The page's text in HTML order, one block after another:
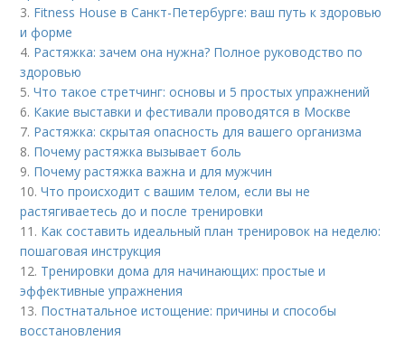
3. Fitness House в Санкт-Петербурге: ваш путь к здоровью
и форме
4. Растяжка: зачем она нужна? Полное руководство по
здоровью
5.Что такое стретчинг: основы и 5 простых упражнений
6. Какие выставки и фестивали проводятся в Москве
7. Растяжка: скрытая опасность для вашего организма
8. Почему растяжка вызывает боль
9. Почему растяжка важна и для мужчин
10.Что происходит с вашим телом, если вы не
растягиваетесь до и после тренировки
11. Как составить идеальный план тренировок на неделю:
пошаговая инструкция
12. Тренировки дома для начинающих: простые и
эффективные упражнения
13. Постнатальное истощение: причины и способы
восстановления